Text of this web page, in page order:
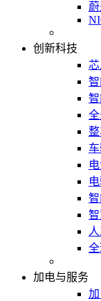
创新科技
加电与服务